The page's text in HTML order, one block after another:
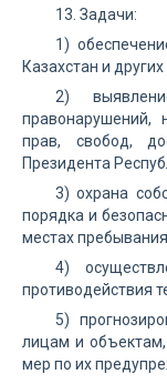
13. Задачи:
1)
Казахстан и
2)
правонарушений,
прав, свобод,
Президента
3) охрана
порядка и
местах
4)
противодействия
5)
лицам и
мер по их